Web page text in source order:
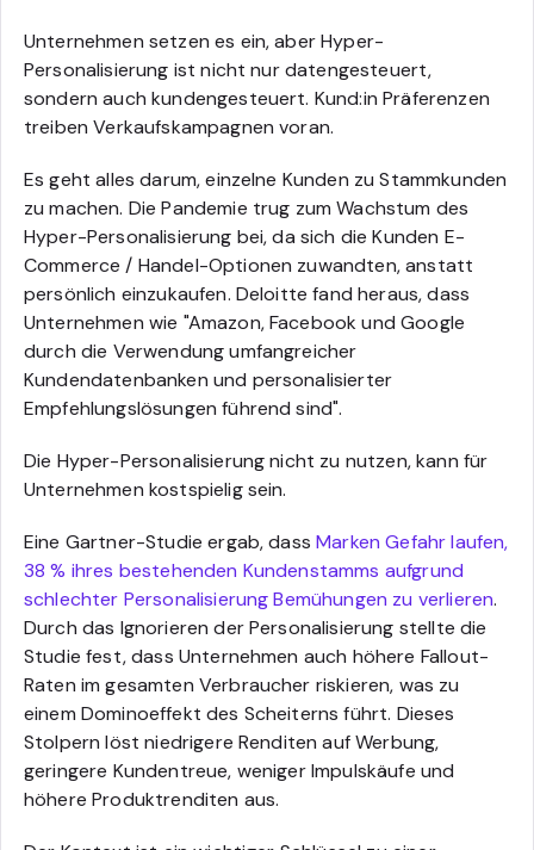
Unternehmen setzen es ein, aber Hyper-
Personalisierung ist nicht nur datengesteuert,
sondern auch kundengesteuert. Kund:in Präferenzen
treiben Verkaufskampagnen voran.
Es geht alles darum, einzelne Kunden zu Stammkunden
zu machen. Die Pandemie trug zum Wachstum des
Hyper-Personalisierung bei, da sich die Kunden E-
Commerce / Handel-Optionen zuwandten, anstatt
persönlich einzukaufen. Deloitte fand heraus, dass
Unternehmen wie "Amazon, Facebook und Google
durch die Verwendung umfangreicher
Kundendatenbanken und personalisierter
Empfehlungslösungen führend sind".
Die Hyper-Personalisierung nicht zu nutzen, kann für
Unternehmen kostspielig sein.
Eine Gartner-Studie ergab, dassMarken Gefahr laufen,
38 % ihres bestehenden Kundenstamms aufgrund
schlechter Personalisierung Bemühungen zu verlieren.
Durch das Ignorieren der Personalisierung stellte die
Studie fest, dass Unternehmen auch höhere Fallout-
Raten im gesamten Verbraucher riskieren, was zu
einem Dominoeffekt des Scheiterns führt. Dieses
Stolpern löst niedrigere Renditen auf Werbung,
geringere Kundentreue, weniger Impulskäufe und
höhere Produktrenditen aus.